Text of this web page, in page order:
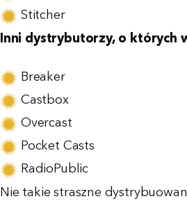
Stitcher
Inni dystrybutorzy, o których
Breaker
Castbox
Overcast
Pocket Casts
RadioPublic
Nie takie straszne